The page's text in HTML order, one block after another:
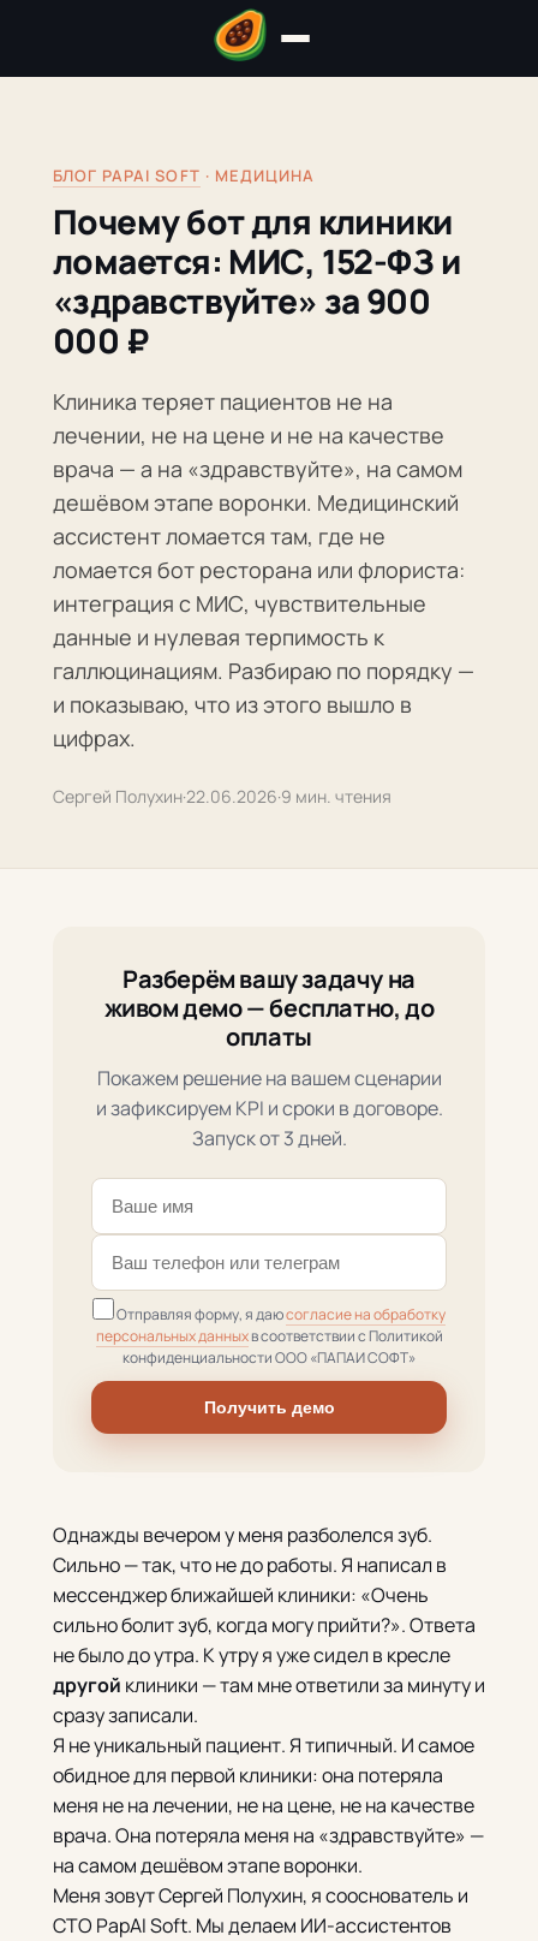
БЛОГ PAPAI SOFT · МЕДИЦИНА
Почему бот для клиники
ломается: МИС, 152-ФЗ и
«здравствуйте» за 900
000 ₽
Клиника теряет пациентов не на
лечении, не на цене и не на качестве
врача — а на «здравствуйте», на самом
дешёвом этапе воронки. Медицинский
ассистент ломается там, где не
ломается бот ресторана или флориста:
интеграция с МИС, чувствительные
данные и нулевая терпимость к
галлюцинациям. Разбираю по порядку —
и показываю, что из этого вышло в
цифрах.
Сергей Полухин·22.06.2026·9 мин. чтения
Разберём вашу задачу на
живом демо — бесплатно, до
оплаты
Покажем решение на вашем сценарии
и зафиксируем KPI и сроки в договоре.
Запуск от 3 дней.
Отправляя форму, я даюсогласие на обработку
персональных данныхв соответствии с Политикой
конфиденциальности ООО «ПАПАИ СОФТ»
Получить демо
Однажды вечером у меня разболелся зуб.
Сильно — так, что не до работы. Я написал в
мессенджер ближайшей клиники: «Очень
сильно болит зуб, когда могу прийти?». Ответа
не было до утра. К утру я уже сидел в кресле
другой клиники — там мне ответили за минуту и
сразу записали.
Я не уникальный пациент. Я типичный. И самое
обидное для первой клиники: она потеряла
меня не на лечении, не на цене, не на качестве
врача. Она потеряла меня на «здравствуйте» —
на самом дешёвом этапе воронки.
Меня зовут Сергей Полухин, я сооснователь и
CTO PapAI Soft. Мы делаем ИИ-ассистентов